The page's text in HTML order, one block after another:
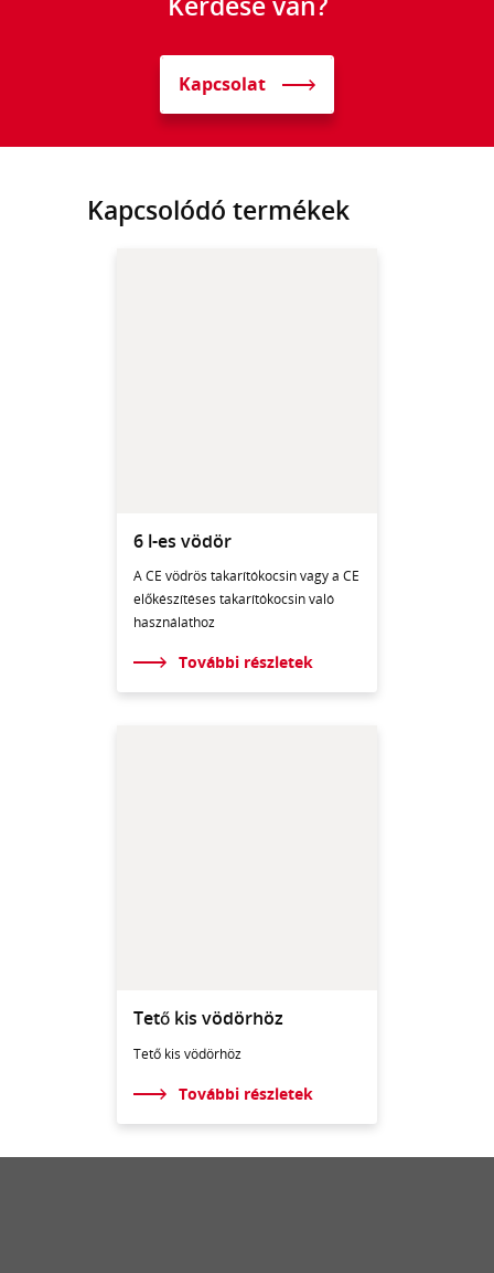
Kapcsolat
Kapcsolódó termékek
6 l-es vödör
A CE vödrös takarítókocsin vagy a CE
előkészítéses takarítókocsin való
használathoz
További részletek
Tető kis vödörhöz
Tető kis vödörhöz
További részletek